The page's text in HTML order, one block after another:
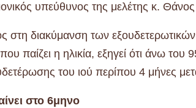
υπεύθυνος της μελέτης κ.
στη διακύμανση των
παίζει η ηλικία, εξηγεί ότι άνω του
του ιού περίπου 4 μήνες
στο 6μηνο